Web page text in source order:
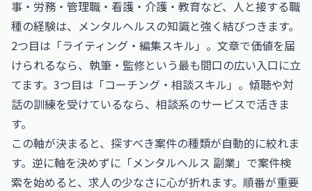
事・労務・管理職・看護・介護・教育など、人と接する職
種の経験は、メンタルヘルスの知識と強く結びつきます。
2つ目は「ライティング・編集スキル」。文章で価値を届
けられるなら、執筆・監修という最も間口の広い入口に立
てます。3つ目は「コーチング・相談スキル」。傾聴や対
話の訓練を受けているなら、相談系のサービスで活きま
す。
この軸が決まると、探すべき案件の種類が自動的に絞れま
す。逆に軸を決めずに「メンタルヘルス 副業」で案件検
索を始めると、求人の少なさに心が折れます。順番が重要